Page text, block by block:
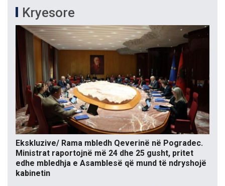
Kryesore
Ekskluzive/ Rama mbledh Qeverinë në Pogradec.
Ministrat raportojnë më 24 dhe 25 gusht, pritet
edhe mbledhja e Asamblesë që mund të ndryshojë
kabinetin